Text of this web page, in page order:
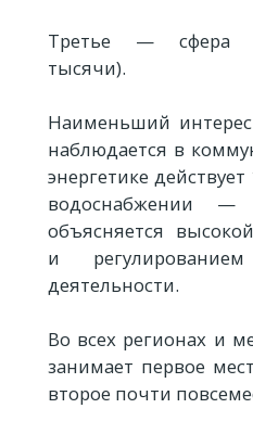
Третье — сфера
тысячи).
Наименьший
наблюдается в
энергетике
водоснабжении
объясняется
и
деятельности.
Во всех регионах и
занимает первое
второе почти